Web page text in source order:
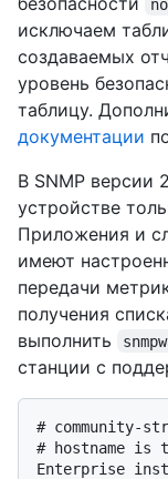
исключаем
создаваемых
уровень
таблицу.
документации
В SNMP версии
устройстве
Приложения и
имеют
передачи
получения
выполнить
станции с
# community-
# hostname is
Enterprise